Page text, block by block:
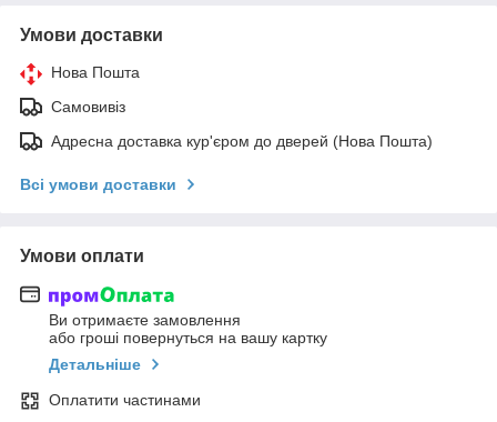
Умови доставки
Нова Пошта
Самовивіз
Адресна доставка кур'єром до дверей (Нова Пошта)
Всі умови доставки
Умови оплати
Ви отримаєте замовлення
або гроші повернуться на вашу картку
Детальніше
Оплатити частинами